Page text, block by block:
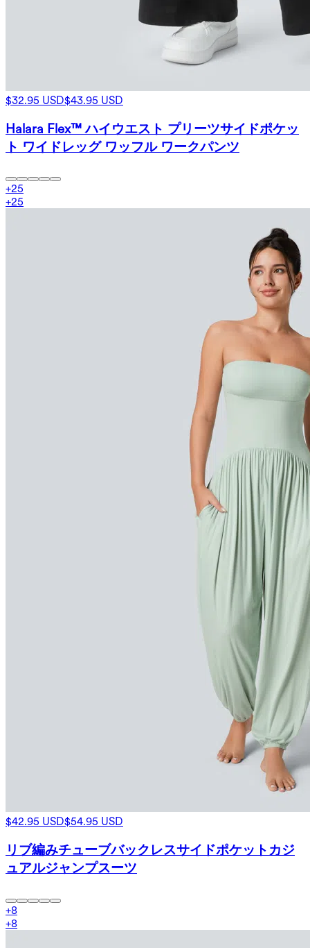
$32.95 USD$43.95 USD
Halara Flex™ ハイウエスト プリーツサイドポケッ
ト ワイドレッグ ワッフル ワークパンツ
+25
+25
$42.95 USD$54.95 USD
リブ編みチューブバックレスサイドポケットカジ
ュアルジャンプスーツ
+8
+8